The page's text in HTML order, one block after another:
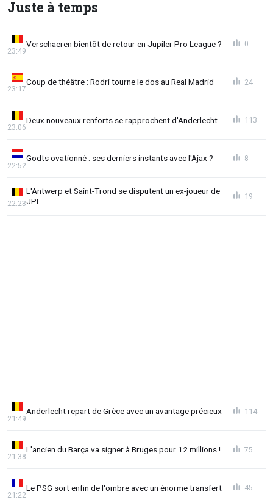
Juste à temps
Verschaeren bientôt de retour en Jupiler Pro League ?
23:49
0
Coup de théâtre : Rodri tourne le dos au Real Madrid
23:17
24
Deux nouveaux renforts se rapprochent d'Anderlecht
23:06
113
Godts ovationné : ses derniers instants avec l'Ajax ?
22:52
8
L'Antwerp et Saint-Trond se disputent un ex-joueur de
JPL
22:23
19
Anderlecht repart de Grèce avec un avantage précieux
21:49
114
L'ancien du Barça va signer à Bruges pour 12 millions !
21:38
75
Le PSG sort enfin de l'ombre avec un énorme transfert
21:22
45